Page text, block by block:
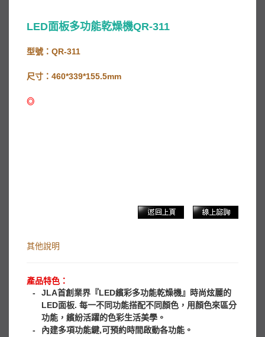
LED面板多功能乾燥機QR-311
型號：QR-311
尺寸：460*339*155.5mm
◎
其他說明
產品特色：
-
JLA首創業界『LED繽彩多功能乾燥機』時尚炫麗的
LED面板. 每一不同功能搭配不同顏色，用顏色來區分
功能，繽紛活躍的色彩生活美學。
-
內建多項功能鍵,可預約時間啟動各功能。